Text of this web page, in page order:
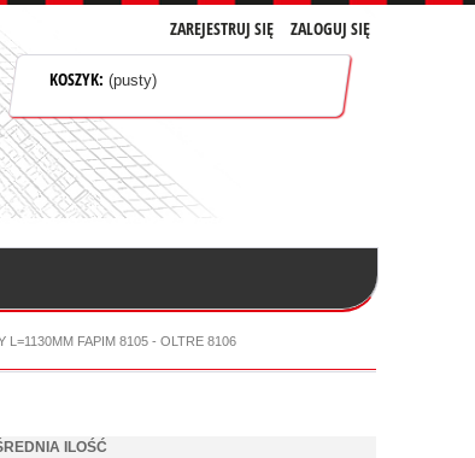
ZAREJESTRUJ SIĘ ZALOGUJ SIĘ
KOSZYK: (pusty)
L=1130MM FAPIM 8105 - OLTRE 8106
ILOŚĆ